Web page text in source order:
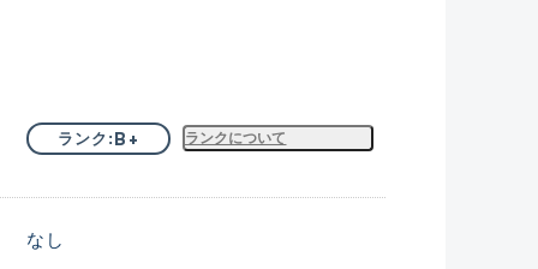
ランク B+ ランクについて
なし